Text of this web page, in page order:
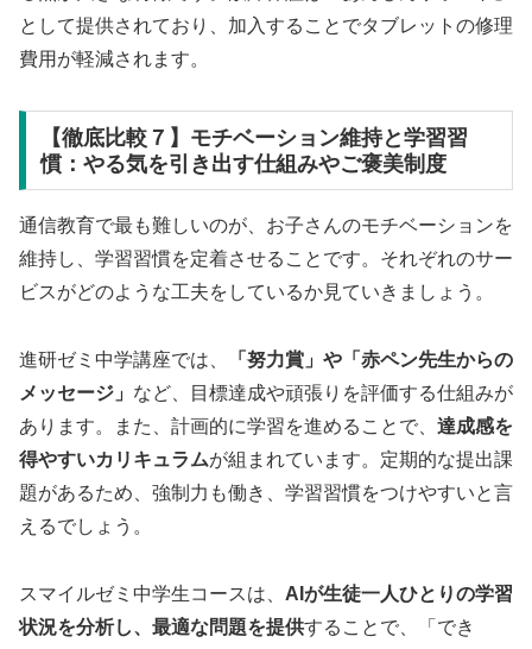
として提供されており、加入することでタブレットの修理
費用が軽減されます。
【徹底比較７】モチベーション維持と学習習
慣：やる気を引き出す仕組みやご褒美制度
通信教育で最も難しいのが、お子さんのモチベーションを
維持し、学習習慣を定着させることです。それぞれのサー
ビスがどのような工夫をしているか見ていきましょう。
進研ゼミ中学講座では、
「努力賞」や「赤ペン先生からの
メッセージ」 など、目標達成や頑張りを評価する仕組みが
あります。また、計画的に学習を進めることで、 達成感を
得やすいカリキュラムが組まれています。定期的な提出課
題があるため、強制力も働き、学習習慣をつけやすいと言
えるでしょう。
スマイルゼミ中学生コースは、 AIが生徒一人ひとりの学習
状況を分析し、最適な問題を提供することで、「でき